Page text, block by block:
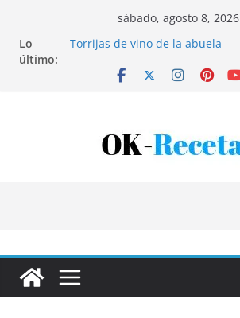
contenido
sábado, agosto 8, 2026
Lo
último:
Torrijas de vino de la abuela
Bandeja de pescaíto frito